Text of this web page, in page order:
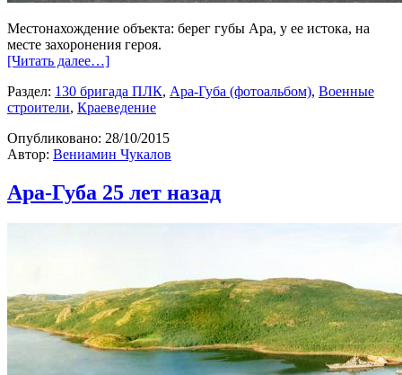
Местонахождение объекта: берег губы Ара, у ее истока, на
месте захоронения героя.
[Читать далее…]
Раздел: 130 бригада ПЛК, Ара-Губа (фотоальбом), Военные
строители, Краеведение
Опубликовано: 28/10/2015
Автор: Вениамин Чукалов
Ара-Губа 25 лет назад